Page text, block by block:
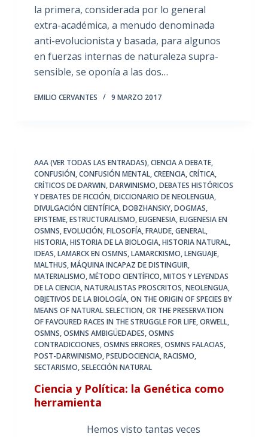
la primera, considerada por lo general
extra-académica, a menudo denominada
anti-evolucionista y basada, para algunos
en fuerzas internas de naturaleza supra-
sensible, se oponía a las dos…
EMILIO CERVANTES 9 MARZO 2017
AAA (VER TODAS LAS ENTRADAS),CIENCIA A DEBATE,
CONFUSIÓN,CONFUSIÓN MENTAL,CREENCIA,CRÍTICA,
CRÍTICOS DE DARWIN,DARWINISMO,DEBATES HISTÓRICOS
Y DEBATES DE FICCIÓN,DICCIONARIO DE NEOLENGUA,
DIVULGACIÓN CIENTÍFICA,DOBZHANSKY,DOGMAS,
EPISTEME,ESTRUCTURALISMO,EUGENESIA,EUGENESIA EN
OSMNS,EVOLUCIÓN,FILOSOFÍA,FRAUDE,GENERAL,
HISTORIA,HISTORIA DE LA BIOLOGIA,HISTORIA NATURAL,
IDEAS,LAMARCK EN OSMNS,LAMARCKISMO,LENGUAJE,
MALTHUS,MÁQUINA INCAPAZ DE DISTINGUIR,
MATERIALISMO,MÉTODO CIENTÍFICO,MITOS Y LEYENDAS
DE LA CIENCIA,NATURALISTAS PROSCRITOS,NEOLENGUA,
OBJETIVOS DE LA BIOLOGÍA,ON THE ORIGIN OF SPECIES BY
MEANS OF NATURAL SELECTION,OR THE PRESERVATION
OF FAVOURED RACES IN THE STRUGGLE FOR LIFE,ORWELL,
OSMNS,OSMNS AMBIGÜEDADES,OSMNS
CONTRADICCIONES,OSMNS ERRORES,OSMNS FALACIAS,
POST-DARWINISMO,PSEUDOCIENCIA,RACISMO,
SECTARISMO,SELECCIÓN NATURAL
Ciencia y Política: la Genética como
herramienta
Hemos visto tantas veces